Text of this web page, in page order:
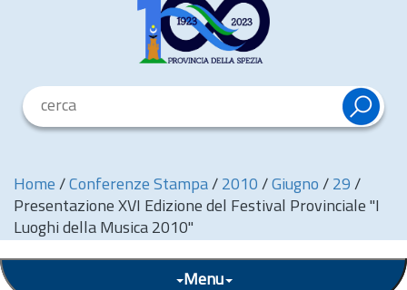
Home / Conferenze Stampa / 2010 / Giugno / 29 /
Presentazione XVI Edizione del Festival Provinciale "I
Luoghi della Musica 2010"
Menu